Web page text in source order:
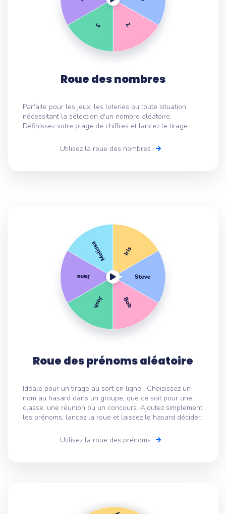
Roue des nombres
Parfaite pour les jeux, les loteries ou toute situation
nécessitant la sélection d'un nombre aléatoire.
Définissez votre plage de chiffres et lancez le tirage.
Utilisez la roue des nombres
Roue des prénoms aléatoire
Idéale pour un tirage au sort en ligne ! Choisissez un
nom au hasard dans un groupe, que ce soit pour une
classe, une réunion ou un concours. Ajoutez simplement
les prénoms, lancez la roue et laissez le hasard décider.
Utilisez la roue des prénoms